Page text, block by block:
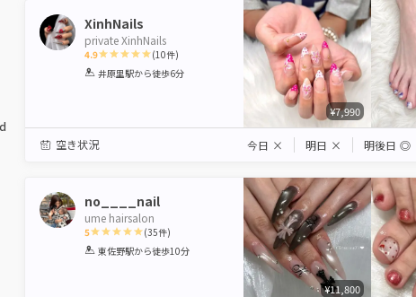
XinhNails
private XinhNails
4.9
1 2 3 4 5
(10件)
井原里駅から徒歩6分
¥7,990
空き状況 今日 × 明日 × 明後日 ◎
no____nail
ume hairsalon
5
1 2 3 4 5
(35件)
東佐野駅から徒歩10分
¥11,800